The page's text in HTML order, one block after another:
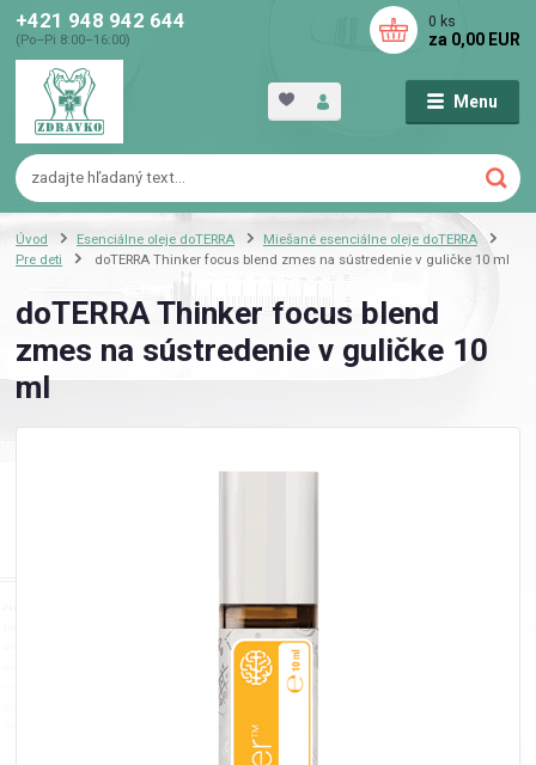
Menu
+421 948 942 644
(Po–Pi 8:00–16:00)
0 ks
za 0,00 EUR
Úvod Esenciálne oleje doTERRA
Miešané esenciálne oleje doTERRA
Pre deti
doTERRA Thinker focus blend zmes na sústredenie v guličke 10 ml
doTERRA Thinker focus blend
zmes na sústredenie v guličke 10
ml